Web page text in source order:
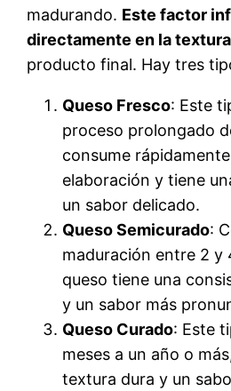
madurando. Este factor
directamente en la
producto final. Hay tres
Queso Fresco: Este
proceso prolongado
consume
elaboración y tiene
un sabor delicado.
Queso Semicurado:
maduración entre 2 y
queso tiene una
y un sabor más
Queso Curado: Este
meses a un año o
textura dura y un